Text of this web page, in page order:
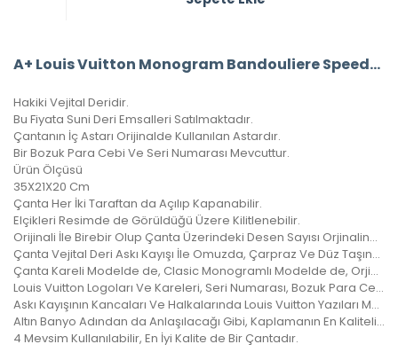
A+ Louis Vuitton Monogram Bandouliere Speedy 35’Lik Vejital Deri CRL242
Hakiki Vejital Deridir.
Bu Fiyata Suni Deri Emsalleri Satılmaktadır.
Çantanın İç Astarı Orijinalde Kullanılan Astardır.
Bir Bozuk Para Cebi Ve Seri Numarası Mevcuttur.
Ürün Ölçüsü
35X21X20 Cm
Çanta Her İki Taraftan da Açılıp Kapanabilir.
Elçikleri Resimde de Görüldüğü Üzere Kilitlenebilir.
Orijinali İle Birebir Olup Çanta Üzerindeki Desen Sayısı Orjinalinde ki İle Aynıdır.
Çanta Vejital Deri Askı Kayışı İle Omuzda, Çarpraz Ve Düz Taşınabilir.
Çanta Kareli Modelde de, Clasic Monogramlı Modelde de, Orjinalinde ki Kare Sayısı İle Çantamızdaki Kare Sayıları Eşittir.
Louis Vuitton Logoları Ve Kareleri, Seri Numarası, Bozuk Para Cebi İle Birebir Aynıdır.
Askı Kayışının Kancaları Ve Halkalarında Louis Vuitton Yazıları Mevcuttur Ve Metal Aksamları Altın Banyodur.
Altın Banyo Adından da Anlaşılacağı Gibi, Kaplamanın En Kaliteli Olanıdır. Ömürlüktür, Yıllarca Kararmaz, Sararmaz.
4 Mevsim Kullanılabilir, En İyi Kalite de Bir Çantadır.